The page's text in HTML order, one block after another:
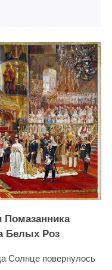
Помазанника
Белых Роз
Солнце повернулось